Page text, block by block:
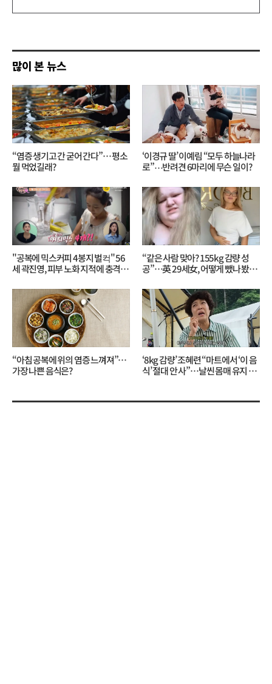
기
많이 본 뉴스
“염증 생기고 간 굳어 간다”… 평소
뭘 먹었길래?
‘이경규 딸’ 이예림 “모두 하늘나라
로”⋯반려견 6마리에 무슨 일이?
"공복에 믹스커피 4봉지 벌컥" 56
세 곽진영, 피부 노화 지적에 충격…
“같은 사람 맞아? 155kg 감량 성
공”…英 29세女, 어떻게 뺐나 봤더
“아침 공복에 위의 염증 느껴져”…
가장 나쁜 음식은?
‘8kg 감량’ 조혜련 “마트에서 ‘이 음
식’ 절대 안 사”…날씬 몸매 유지 비